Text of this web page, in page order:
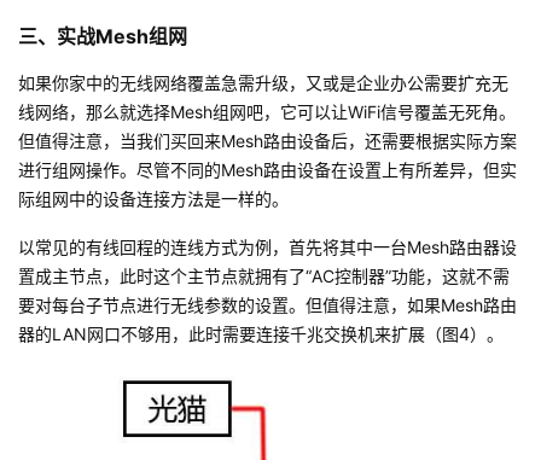
三、实战Mesh组网
如果你家中的无线网络覆盖急需升级，又或是企业办公需要扩充无
线网络，那么就选择Mesh组网吧，它可以让WiFi信号覆盖无死角。
但值得注意，当我们买回来Mesh路由设备后，还需要根据实际方案
进行组网操作。尽管不同的Mesh路由设备在设置上有所差异，但实
际组网中的设备连接方法是一样的。
以常见的有线回程的连线方式为例，首先将其中一台Mesh路由器设
置成主节点，此时这个主节点就拥有了“AC控制器”功能，这就不需
要对每台子节点进行无线参数的设置。但值得注意，如果Mesh路由
器的LAN网口不够用，此时需要连接千兆交换机来扩展（图4）。